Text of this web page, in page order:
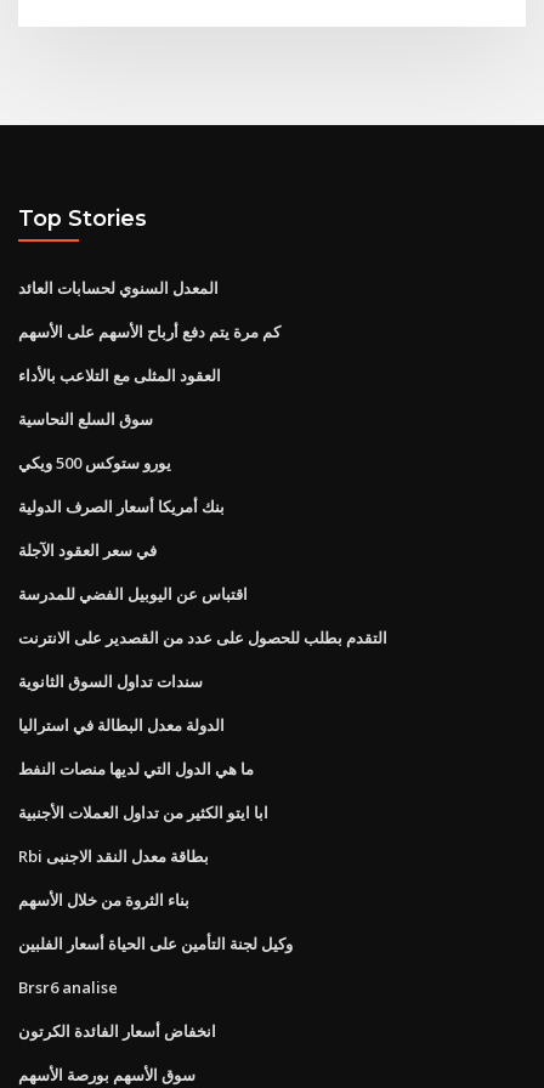
Top Stories
المعدل السنوي لحسابات العائد
كم مرة يتم دفع أرباح الأسهم على الأسهم
العقود المثلى مع التلاعب بالأداء
سوق السلع النحاسية
يورو ستوكس 500 ويكي
بنك أمريكا أسعار الصرف الدولية
في سعر العقود الآجلة
اقتباس عن اليوبيل الفضي للمدرسة
التقدم بطلب للحصول على عدد من القصدير على الانترنت
سندات تداول السوق الثانوية
الدولة معدل البطالة في استراليا
ما هي الدول التي لديها منصات النفط
ابا ايتو الكثير من تداول العملات الأجنبية
Rbi بطاقة معدل النقد الاجنبى
بناء الثروة من خلال الأسهم
وكيل لجنة التأمين على الحياة أسعار الفلبين
Brsr6 analise
انخفاض أسعار الفائدة الكرتون
سوق الأسهم بورصة الأسهم